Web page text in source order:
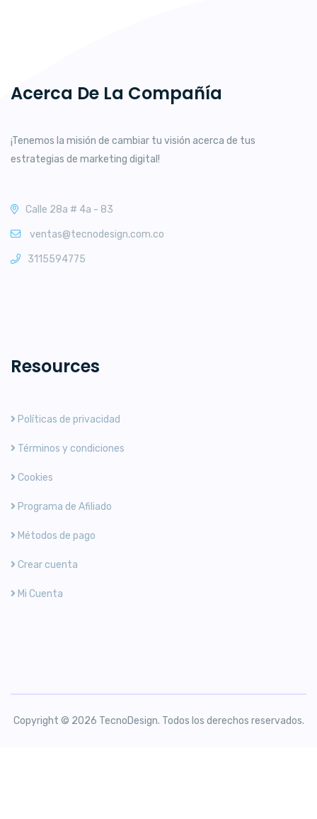
Acerca De La Compañía
¡Tenemos la misión de cambiar tu visión acerca de tus
estrategias de marketing digital!
Calle 28a # 4a - 83
ventas@tecnodesign.com.co
3115594775
Resources
Políticas de privacidad
Términos y condiciones
Cookies
Programa de Afiliado
Métodos de pago
Crear cuenta
Mi Cuenta
Copyright © 2026 TecnoDesign. Todos los derechos reservados.